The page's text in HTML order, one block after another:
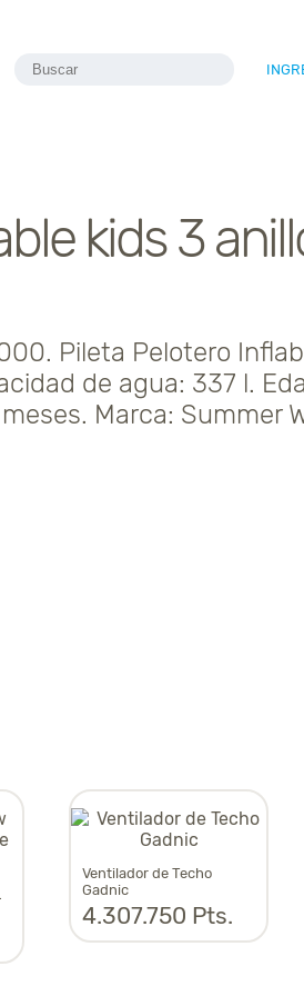
kids 3
Pileta Pelotero
de agua: 337 l.
Marca: Summer
Ventilador de Techo
Gadnic
4.307.750 Pts.